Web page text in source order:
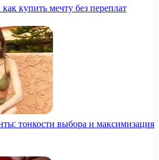
купить мечту без переплат
тонкости выбора и максимизация